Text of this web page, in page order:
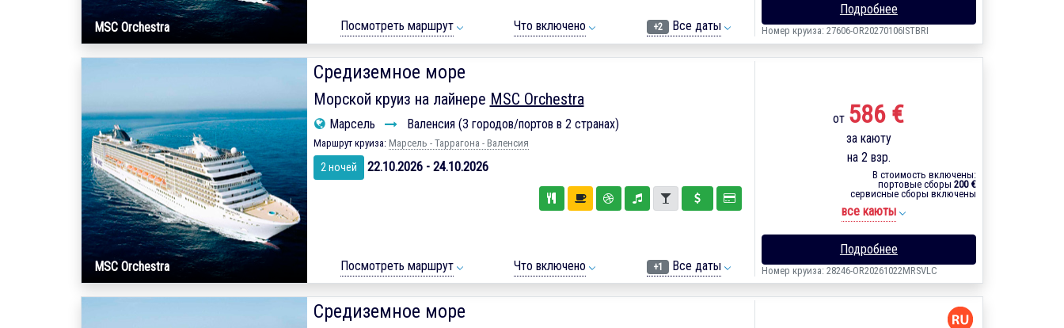
MSC Orchestra Посмотреть маршрут Что включено +2 Все даты
Подробнее
Номер круиза: 27606-OR20270106ISTBRI
MSC Orchestra
Средиземное море
Морской круиз на лайнере MSC Orchestra
Марсель Валенсия (3 городов/портов в 2 странах)
Маршрут круиза: Марсель - Таррагона - Валенсия
2 ночей 22.10.2026 - 24.10.2026
Посмотреть маршрут Что включено +1 Все даты
от 586 €
за каюту
на 2 взр.
В стоимость включены:
портовые сборы 200 €
сервисные сборы включены
все каюты
Подробнее
Номер круиза: 28246-OR20261022MRSVLC
Средиземное море